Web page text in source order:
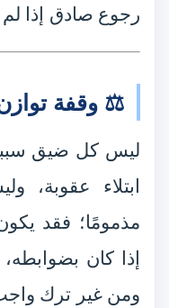
رجوع صادق إذا
⚖️ وقفة
ليس كل ضيق
ابتلاء عقوبة،
مذمومًا؛ فقد
إذا كان
ومن غير ترك